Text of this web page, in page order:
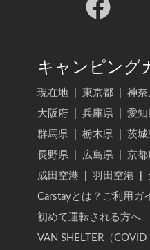
キャンピング
現在地 東京都 神奈
大阪府
兵庫県 愛知
群馬県
栃木県 茨城
長野県
広島県 京都
成田空港
羽田空港
Carstayとは？ご利用ガ
初めて運転される方へ
VAN SHELTER（